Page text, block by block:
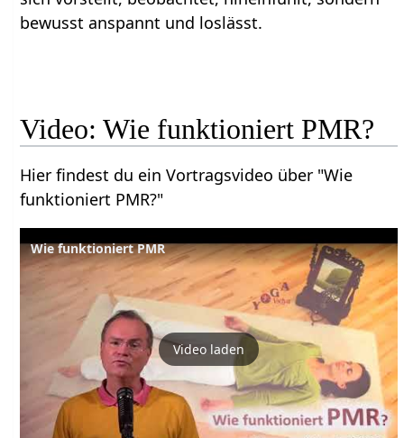
bewusst anspannt und loslässt.
Video: Wie funktioniert PMR?
Hier findest du ein Vortragsvideo über "Wie
funktioniert PMR?"
Wie funktioniert PMR
Video laden